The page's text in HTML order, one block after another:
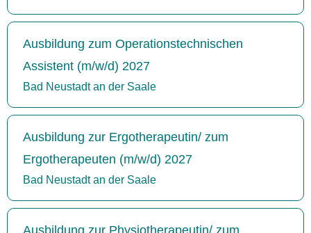
Ausbildung zum Operationstechnischen
Assistent (m/w/d) 2027
Bad Neustadt an der Saale
Ausbildung zur Ergotherapeutin/ zum
Ergotherapeuten (m/w/d) 2027
Bad Neustadt an der Saale
Ausbildung zur Physiotherapeutin/ zum